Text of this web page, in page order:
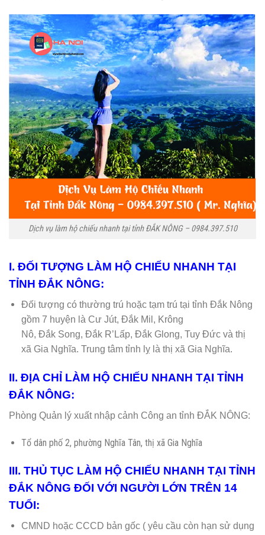
Dịch vụ làm hộ chiếu nhanh tại tỉnh ĐẮK NÔNG – 0984.397.510
I. ĐỐI TƯỢNG LÀM HỘ CHIẾU NHANH TẠI
TỈNH ĐẮK NÔNG:
Đối tượng có thường trú hoặc tạm trú tại tỉnh Đắk Nông
gồm 7 huyện là Cư Jút, Đắk Mil, Krông
Nô, Đắk Song, Đắk R’Lấp, Đắk Glong, Tuy Đức và thị
xã Gia Nghĩa. Trung tâm tỉnh lỵ là thị xã Gia Nghĩa.
II. ĐỊA CHỈ LÀM HỘ CHIẾU NHANH TẠI TỈNH
ĐẮK NÔNG:
Phòng Quản lý xuất nhập cảnh Công an tỉnh ĐẮK NÔNG:
Tổ dân phố 2, phường Nghĩa Tân, thị xã Gia Nghĩa
III. THỦ TỤC LÀM HỘ CHIẾU NHANH TẠI TỈNH
ĐẮK NÔNG ĐỐI VỚI NGƯỜI LỚN TRÊN 14
TUỔI:
CMND hoặc CCCD bản gốc ( yêu cầu còn hạn sử dụng